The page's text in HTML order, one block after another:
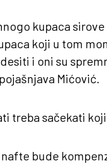
kupaca
koji u tom
i oni su
Mićović.
treba sačekati
bude